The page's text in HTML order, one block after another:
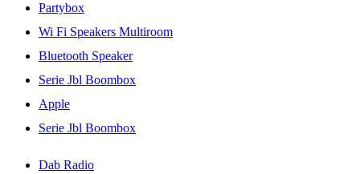
Partybox
Wi Fi Speakers Multiroom
Bluetooth Speaker
Serie Jbl Boombox
Apple
Serie Jbl Boombox
Dab Radio